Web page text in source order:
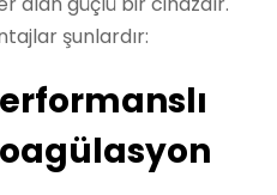
şunlardır: